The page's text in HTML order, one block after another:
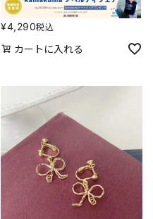
¥4,290税込
カートに入れる